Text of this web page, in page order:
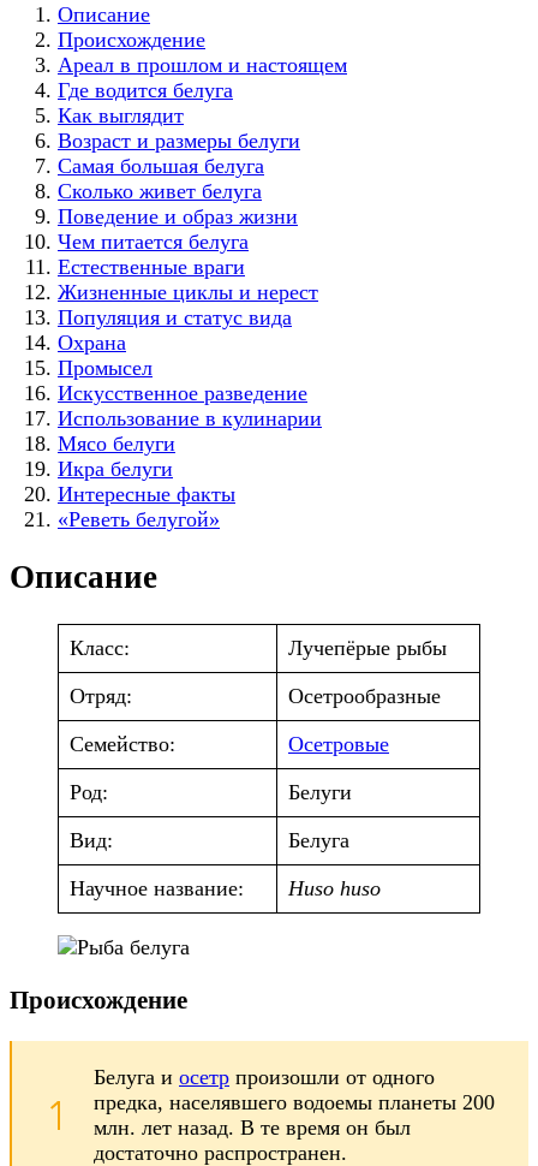
Описание
Происхождение
Ареал в прошлом и настоящем
Где водится белуга
Как выглядит
Возраст и размеры белуги
Самая большая белуга
Сколько живет белуга
Поведение и образ жизни
Чем питается белуга
Естественные враги
Жизненные циклы и нерест
Популяция и статус вида
Охрана
Промысел
Искусственное разведение
Использование в кулинарии
Мясо белуги
Икра белуги
Интересные факты
«Реветь белугой»
Описание
Класс:
Лучепёрые рыбы
Отряд:
Осетрообразные
Семейство:
Осетровые
Род:
Белуги
Вид:
Белуга
Научное название:
Huso huso
Происхождение
Белуга и осетр произошли от одного
предка, населявшего водоемы планеты 200
млн. лет назад. В те время он был
достаточно распространен.